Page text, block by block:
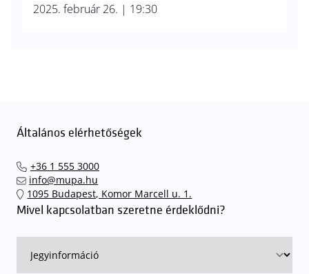
2025. február 26. | 19:30
Általános elérhetőségek
+36 1 555 3000
info@mupa.hu
1095 Budapest, Komor Marcell u. 1.
Mivel kapcsolatban szeretne érdeklődni?